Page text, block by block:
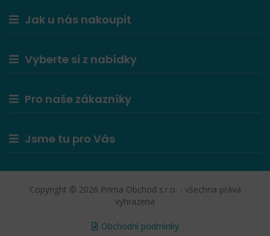
Jak u nás nakoupit
Vyberte si z nabídky
Pro naše zákazníky
Jsme tu pro Vás
Copyright © 2026 Prima Obchod s.r.o. - všechna práva
vyhrazena
Obchodní podmínky